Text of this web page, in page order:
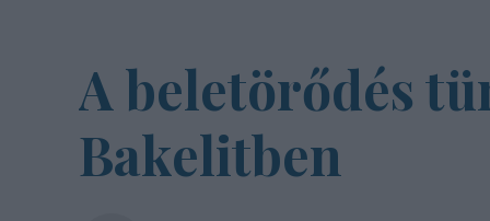
A beletörődés
Bakelitben